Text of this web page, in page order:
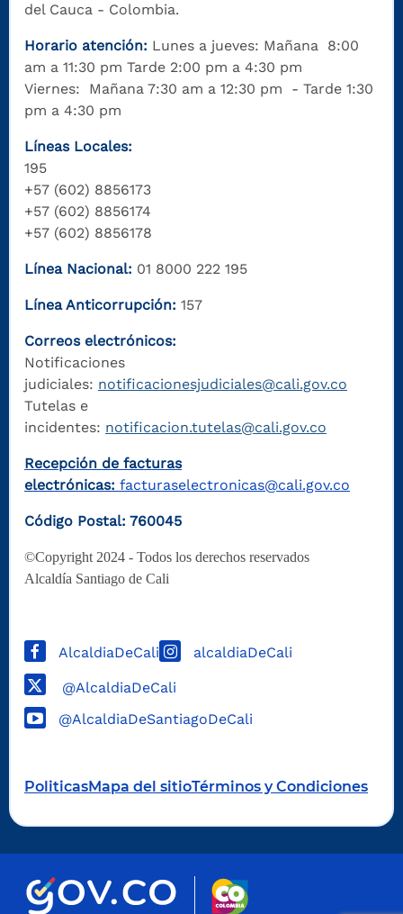
del Cauca - Colombia.
Horario atención: Lunes a jueves: Mañana 8:00
am a 11:30 pm Tarde 2:00 pm a 4:30 pm
Viernes: Mañana 7:30 am a 12:30 pm - Tarde 1:30
pm a 4:30 pm
Líneas Locales:
195
+57 (602) 8856173
+57 (602) 8856174
+57 (602) 8856178
Línea Nacional: 01 8000 222 195
Línea Anticorrupción: 157
Correos electrónicos:
Notificaciones
judiciales: notificacionesjudiciales@cali.gov.co
Tutelas e
incidentes: notificacion.tutelas@cali.gov.co
Recepción de facturas
electrónicas: facturaselectronicas@cali.gov.co
Código Postal: 760045
©Copyright 2024 - Todos los derechos reservados
Alcaldía Santiago de Cali
AlcaldiaDeCali alcaldiaDeCali
@AlcaldiaDeCali
@AlcaldiaDeSantiagoDeCali
PoliticasMapa del sitioTérminos y Condiciones